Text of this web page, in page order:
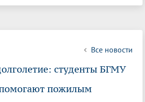
Все новости
студенты БГМУ
пожилым